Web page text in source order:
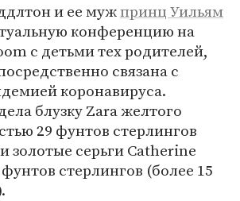
и ее мужпринц Уильям
конференцию на
с детьми тех родителей,
связана с
коронавируса.
блузку Zara желтого
29 фунтов стерлингов
золотые серьги Catherine
стерлингов (более 15